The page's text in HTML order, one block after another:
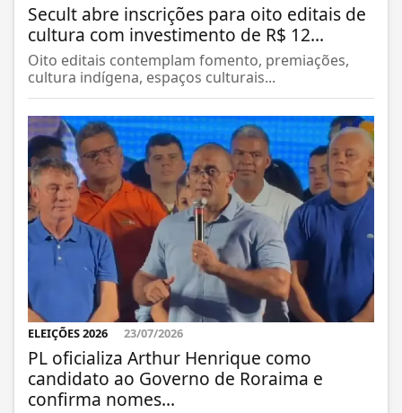
Secult abre inscrições para oito editais de
cultura com investimento de R$ 12...
Oito editais contemplam fomento, premiações,
cultura indígena, espaços culturais...
ELEIÇÕES 2026 23/07/2026
PL oficializa Arthur Henrique como
candidato ao Governo de Roraima e
confirma nomes...